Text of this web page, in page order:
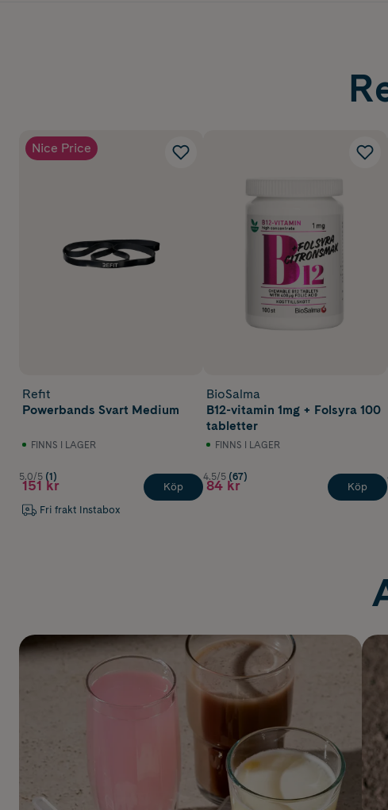
Nice Price
Refit
Powerbands Svart Medium
FINNS I LAGER
5.0/5 (1)
151 kr
Fri frakt Instabox
Köp
BioSalma
B12-vitamin 1mg + Folsyra 100
tabletter
FINNS I LAGER
4.5/5 (67)
84 kr Köp